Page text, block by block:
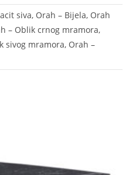
siva, Orah – Bijela, Orah
– Oblik crnog mramora,
sivog mramora, Orah –